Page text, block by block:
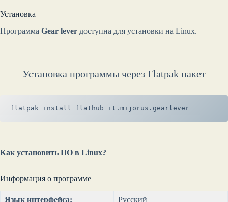
Установка
Программа Gear lever доступна для установки на Linux.
Установка программы через Flatpak пакет
flatpak install flathub it.mijorus.gearlever
Как установить ПО в Linux?
Информация о программе
Язык интерфейса: Русский